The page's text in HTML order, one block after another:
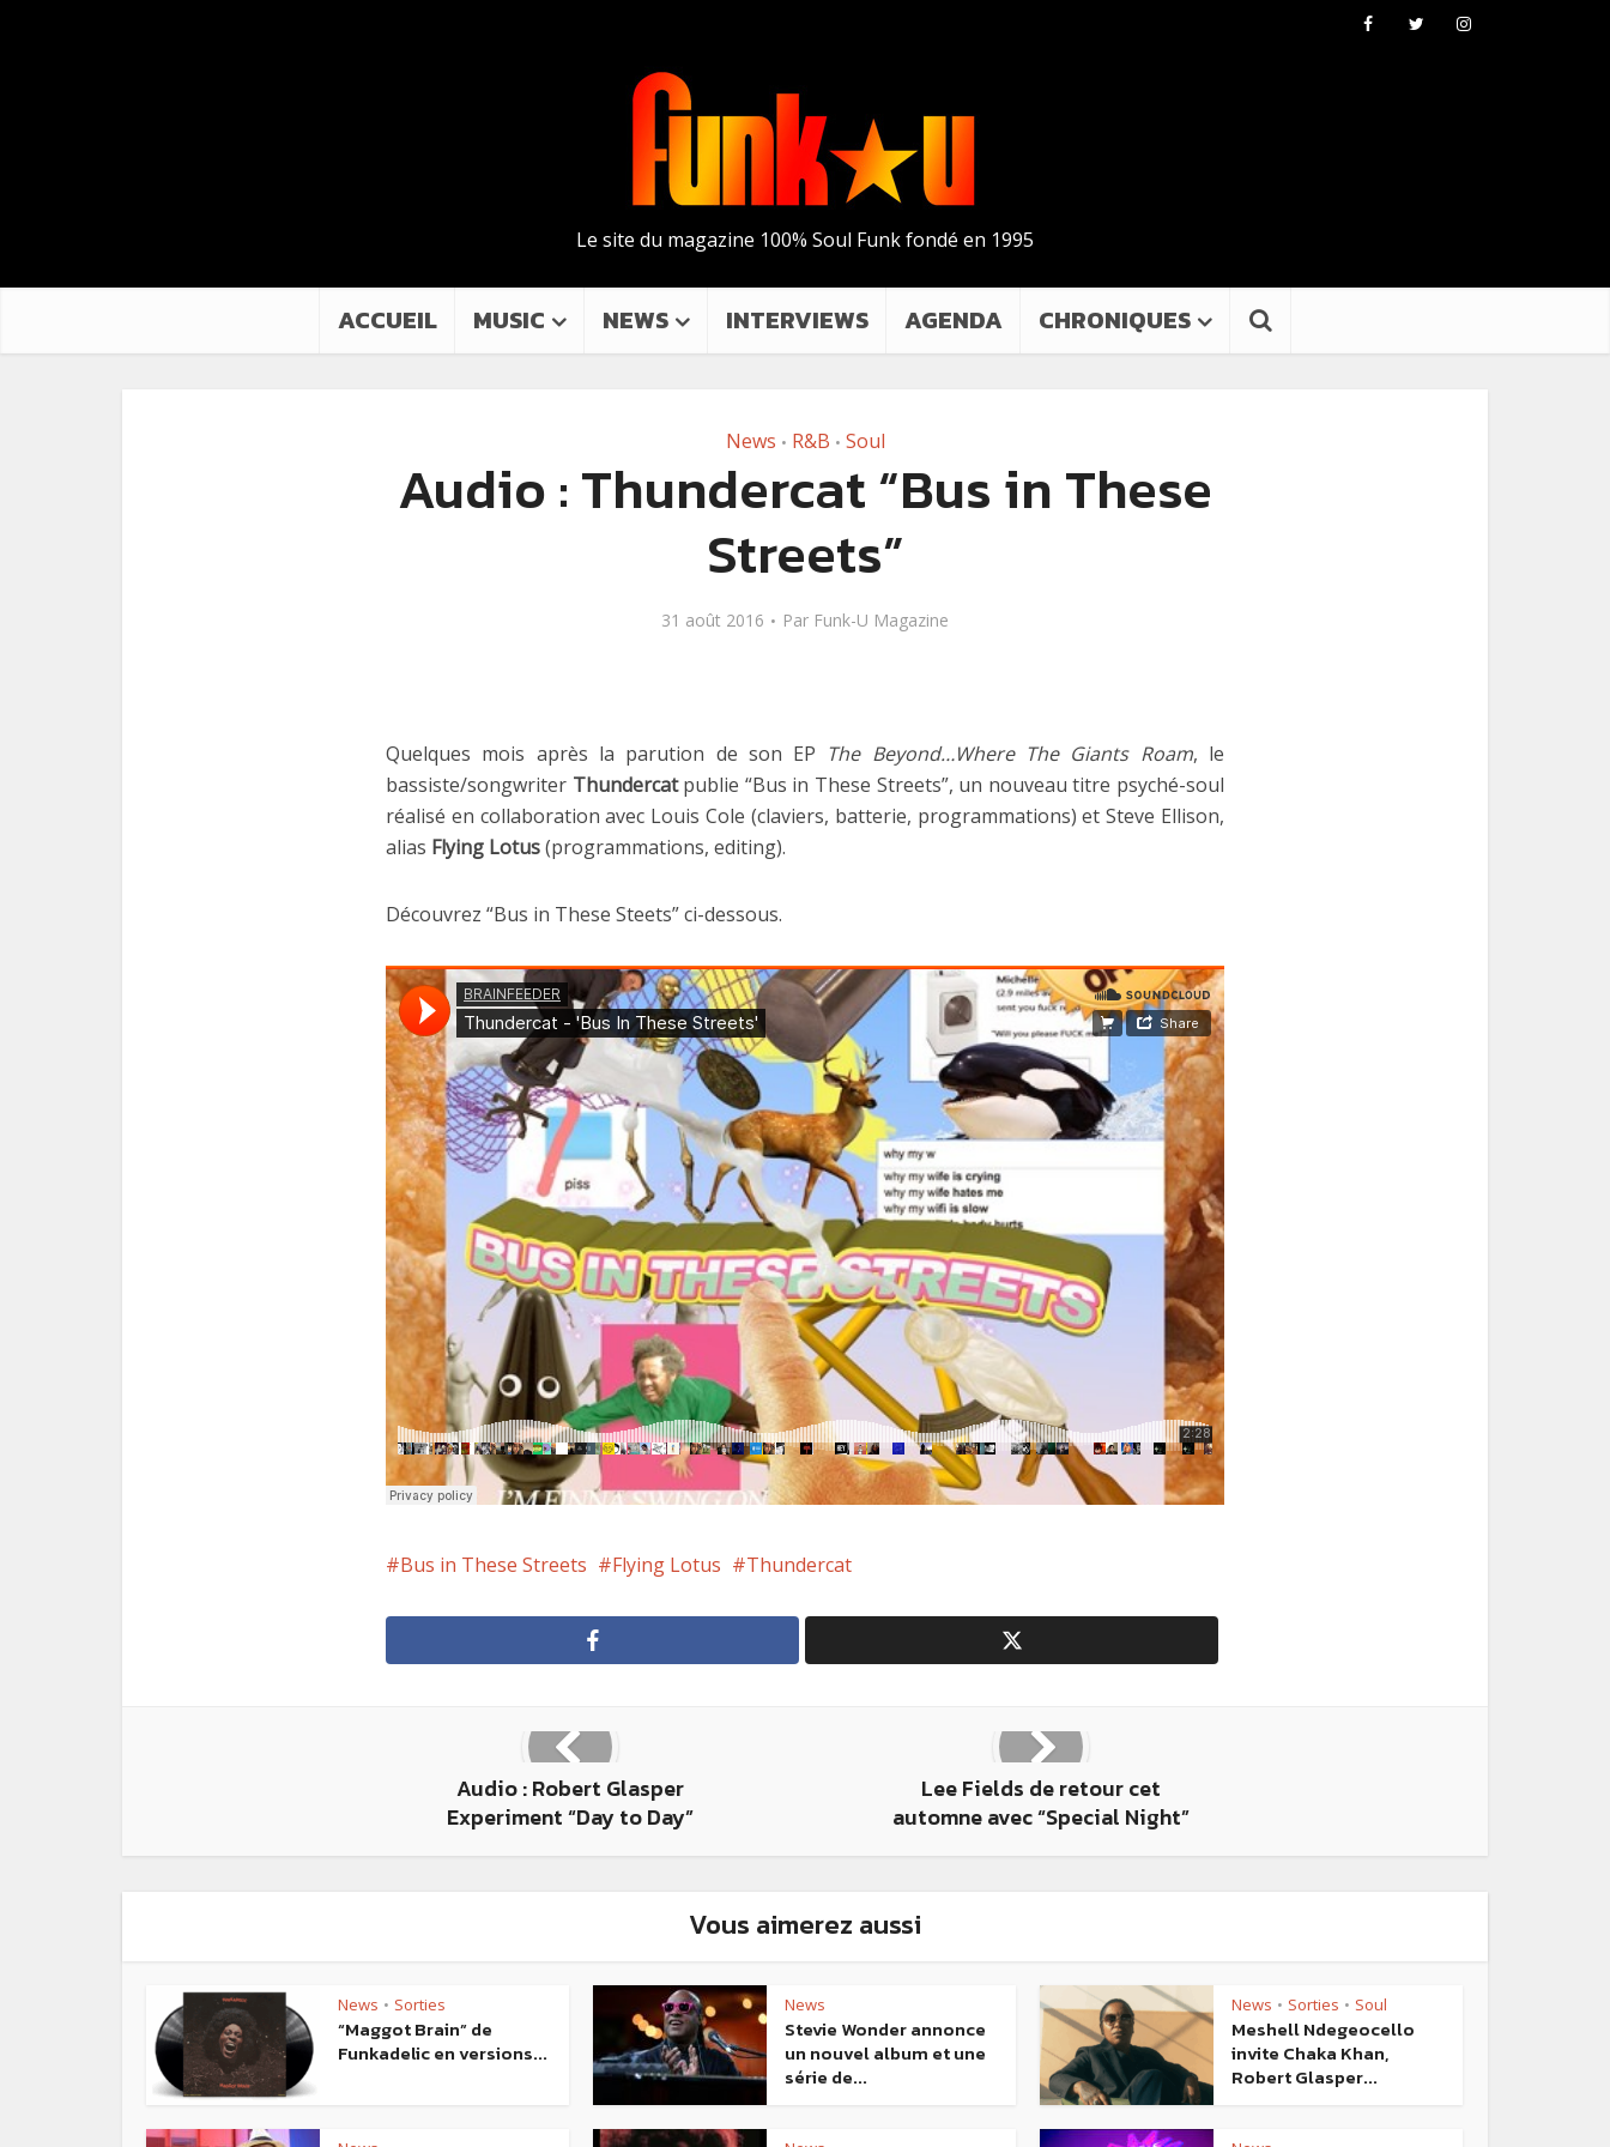
Le site du magazine 100% Soul Funk fondé en 1995
ACCUEIL MUSIC NEWS INTERVIEWS AGENDA CHRONIQUES
News • R&B • Soul
Audio : Thundercat “Bus in These
Streets”
31 août 2016 Par Funk-U Magazine
Quelques mois après la parution de son EP The Beyond…Where The Giants Roam, le
bassiste/songwriter Thundercatpublie “Bus in These Streets”, un nouveau titre psyché-soul
réalisé en collaboration avec Louis Cole (claviers, batterie, programmations) et Steve Ellison,
alias Flying Lotus(programmations, editing).
Découvrez “Bus in These Steets” ci-dessous.
Bus in These Streets Flying Lotus Thundercat
Audio : Robert Glasper
Experiment “Day to Day”
Lee Fields de retour cet
automne avec “Special Night”
Vous aimerez aussi
News • Sorties
“Maggot Brain” de
Funkadelic en versions...
News
Stevie Wonder annonce
un nouvel album et une
série de...
News • Sorties • Soul
Meshell Ndegeocello
invite Chaka Khan,
Robert Glasper...